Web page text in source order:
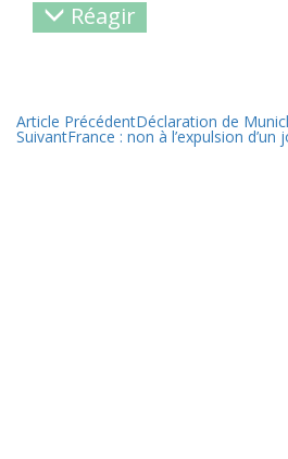
Réagir
Article PrécédentDéclaration de
SuivantFrance : non à l’expulsion